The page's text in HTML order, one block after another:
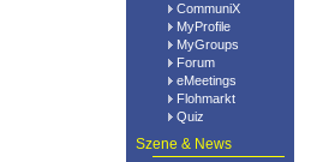
CommuniX
MyProfile
MyGroups
Forum
eMeetings
Flohmarkt
Quiz
Szene & News